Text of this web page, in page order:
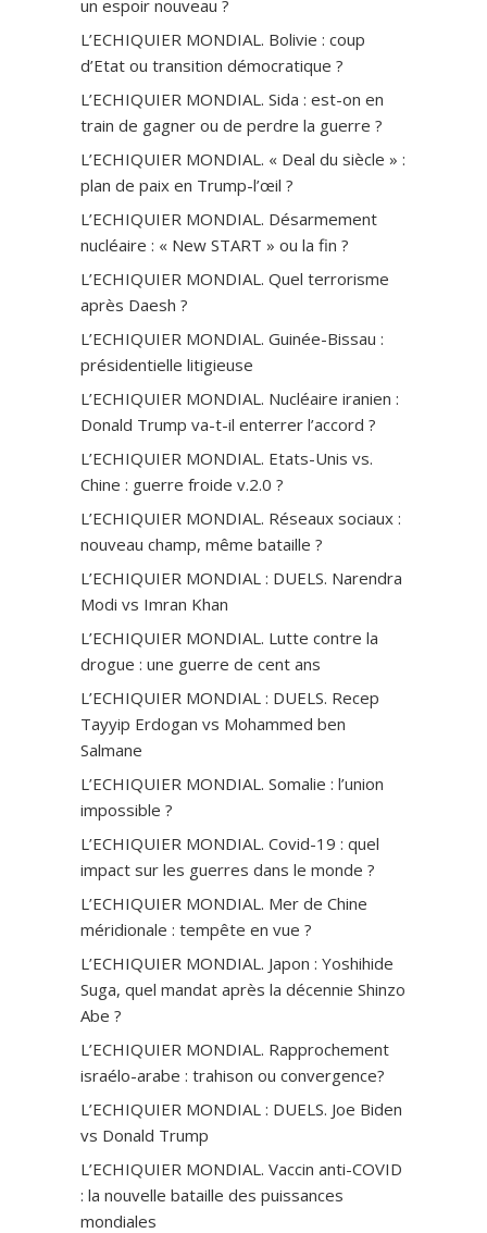
un espoir nouveau ?
L’ECHIQUIER MONDIAL. Bolivie : coup
d’Etat ou transition démocratique ?
L’ECHIQUIER MONDIAL. Sida : est-on en
train de gagner ou de perdre la guerre ?
L’ECHIQUIER MONDIAL. « Deal du siècle » :
plan de paix en Trump-l’œil ?
L’ECHIQUIER MONDIAL. Désarmement
nucléaire : « New START » ou la fin ?
L’ECHIQUIER MONDIAL. Quel terrorisme
après Daesh ?
L’ECHIQUIER MONDIAL. Guinée-Bissau :
présidentielle litigieuse
L’ECHIQUIER MONDIAL. Nucléaire iranien :
Donald Trump va-t-il enterrer l’accord ?
L’ECHIQUIER MONDIAL. Etats-Unis vs.
Chine : guerre froide v.2.0 ?
L’ECHIQUIER MONDIAL. Réseaux sociaux :
nouveau champ, même bataille ?
L’ECHIQUIER MONDIAL : DUELS. Narendra
Modi vs Imran Khan
L’ECHIQUIER MONDIAL. Lutte contre la
drogue : une guerre de cent ans
L’ECHIQUIER MONDIAL : DUELS. Recep
Tayyip Erdogan vs Mohammed ben
Salmane
L’ECHIQUIER MONDIAL. Somalie : l’union
impossible ?
L’ECHIQUIER MONDIAL. Covid-19 : quel
impact sur les guerres dans le monde ?
L’ECHIQUIER MONDIAL. Mer de Chine
méridionale : tempête en vue ?
L’ECHIQUIER MONDIAL. Japon : Yoshihide
Suga, quel mandat après la décennie Shinzo
Abe ?
L’ECHIQUIER MONDIAL. Rapprochement
israélo-arabe : trahison ou convergence?
L’ECHIQUIER MONDIAL : DUELS. Joe Biden
vs Donald Trump
L’ECHIQUIER MONDIAL. Vaccin anti-СOVID
: la nouvelle bataille des puissances
mondiales